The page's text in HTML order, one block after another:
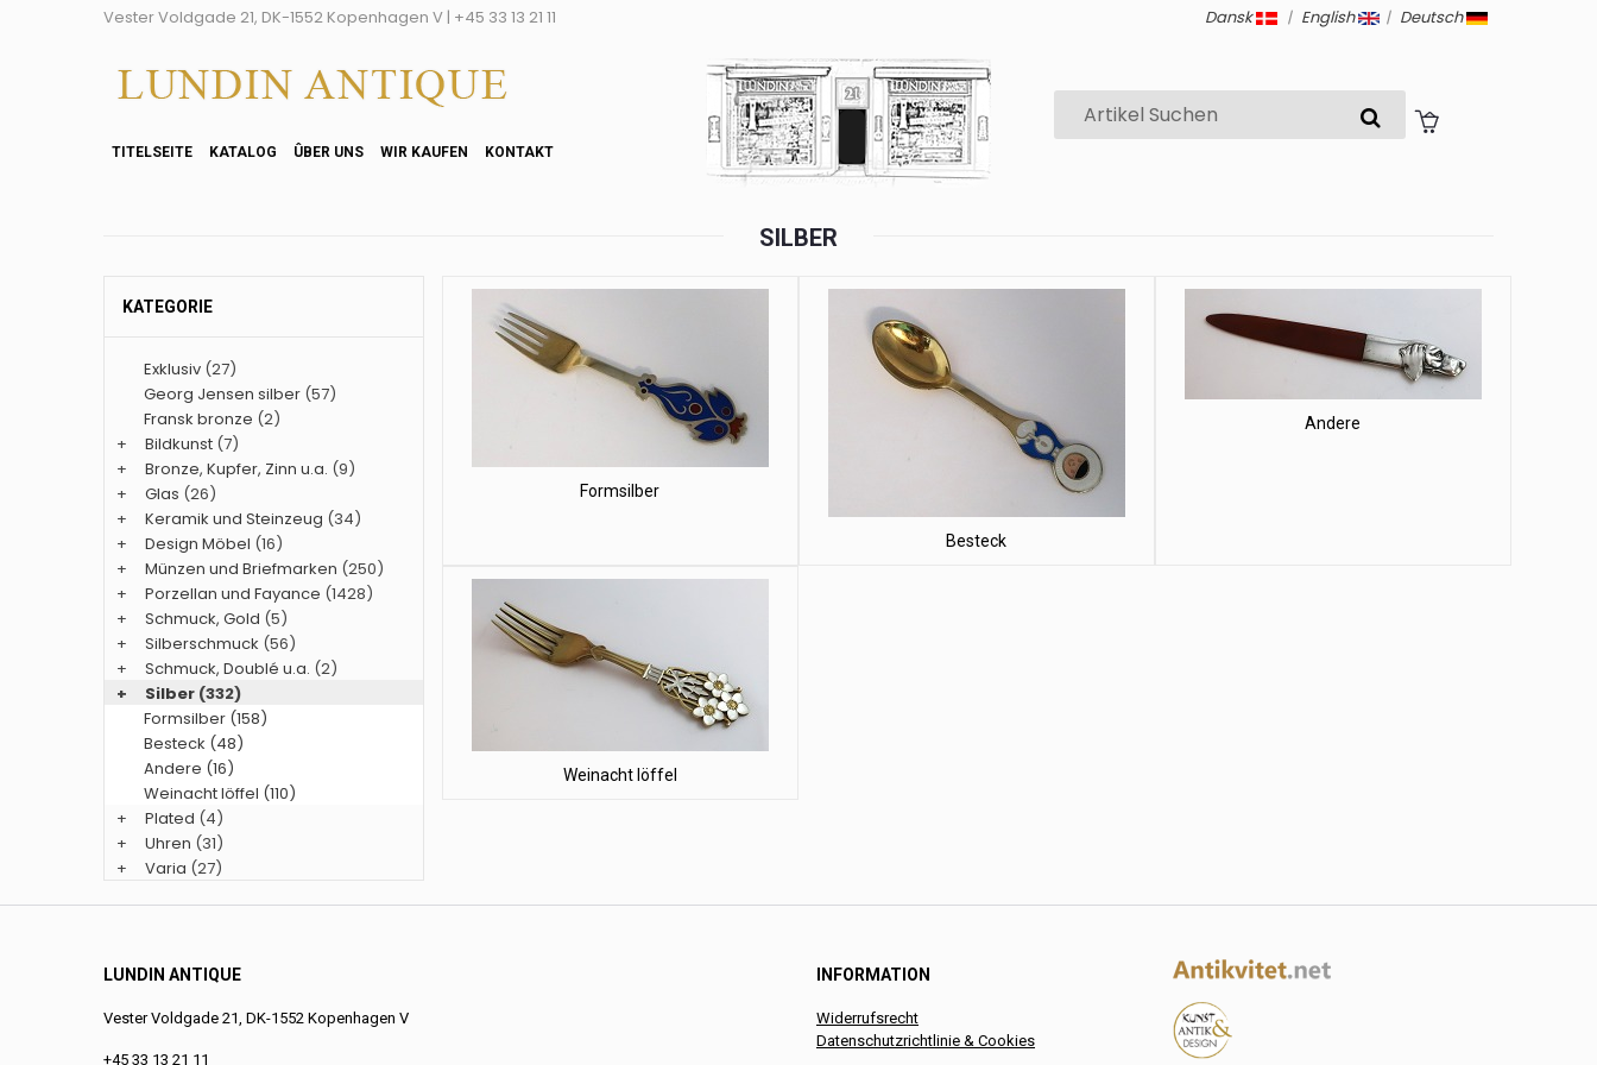
Vester Voldgade 21, DK-1552 Kopenhagen V | +45 33 13 21 11 Dansk | English | Deutsch
TITELSEITE KATALOG ÛBER UNS WIR KAUFEN KONTAKT
SILBER
Formsilber
Besteck
Andere
Weinacht löffel
KATEGORIE
Exklusiv (27)
Georg Jensen silber (57)
Fransk bronze (2)
+
Bildkunst (7)
+
Bronze, Kupfer, Zinn u.a. (9)
+
Glas (26)
+
Keramik und Steinzeug (34)
+
Design Möbel (16)
+
Münzen und Briefmarken (250)
+
Porzellan und Fayance (1428)
+
Schmuck, Gold (5)
+
Silberschmuck (56)
+
Schmuck, Doublé u.a. (2)
+
Silber (332)
Formsilber (158)
Besteck (48)
Andere (16)
Weinacht löffel (110)
+
Plated (4)
+
Uhren (31)
+
Varia (27)
LUNDIN ANTIQUE
Vester Voldgade 21, DK-1552 Kopenhagen V
+45 33 13 21 11
INFORMATION
Widerrufsrecht
Datenschutzrichtlinie & Cookies